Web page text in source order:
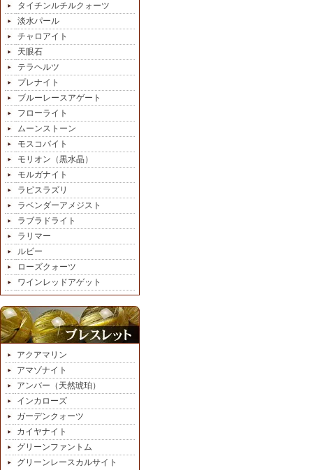
タイチンルチルクォーツ
淡水パール
チャロアイト
天眼石
テラヘルツ
プレナイト
ブルーレースアゲート
フローライト
ムーンストーン
モスコバイト
モリオン（黒水晶）
モルガナイト
ラピスラズリ
ラベンダーアメジスト
ラブラドライト
ラリマー
ルビー
ローズクォーツ
ワインレッドアゲット
アクアマリン
アマゾナイト
アンバー（天然琥珀）
インカローズ
ガーデンクォーツ
カイヤナイト
グリーンファントム
グリーンレースカルサイト